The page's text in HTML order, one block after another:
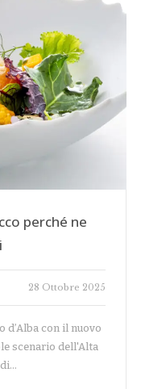
perché ne
28 Ottobre 2025
d’Alba con il nuovo
scenario dell'Alta